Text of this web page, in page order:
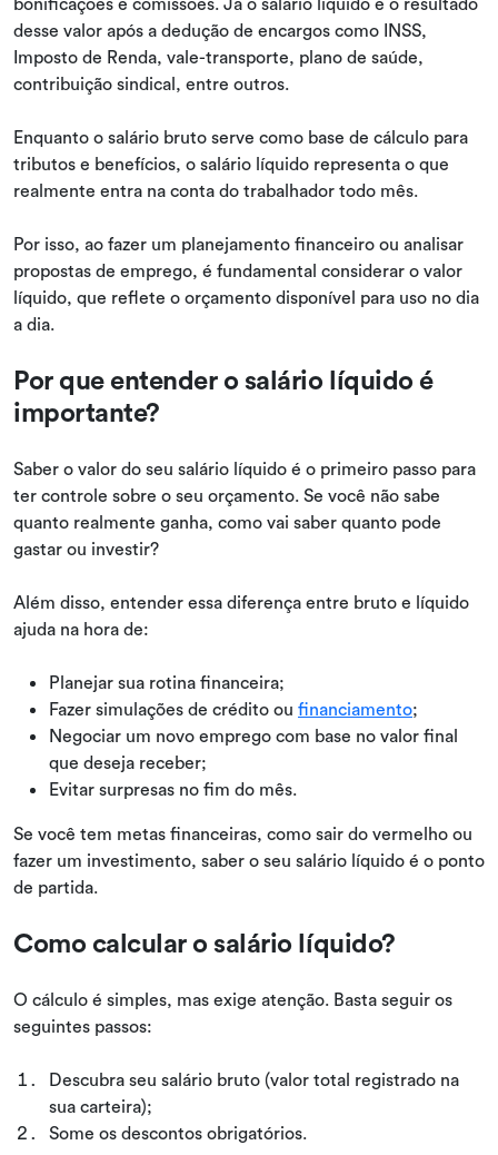
desse valor após a dedução de encargos como INSS,
Imposto de Renda, vale-transporte, plano de saúde,
contribuição sindical, entre outros.
Enquanto o salário bruto serve como base de cálculo para
tributos e benefícios, o salário líquido representa o que
realmente entra na conta do trabalhador todo mês.
Por isso, ao fazer um planejamento financeiro ou analisar
propostas de emprego, é fundamental considerar o valor
líquido, que reflete o orçamento disponível para uso no dia
a dia.
Por que entender o salário líquido é
importante?
Saber o valor do seu salário líquido é o primeiro passo para
ter controle sobre o seu orçamento. Se você não sabe
quanto realmente ganha, como vai saber quanto pode
gastar ou investir?
Além disso, entender essa diferença entre bruto e líquido
ajuda na hora de:
Planejar sua rotina financeira;
Fazer simulações de crédito ou financiamento;
Negociar um novo emprego com base no valor final
que deseja receber;
Evitar surpresas no fim do mês.
Se você tem metas financeiras, como sair do vermelho ou
fazer um investimento, saber o seu salário líquido é o ponto
de partida.
Como calcular o salário líquido?
O cálculo é simples, mas exige atenção. Basta seguir os
seguintes passos:
Descubra seu salário bruto (valor total registrado na
sua carteira);
Some os descontos obrigatórios.